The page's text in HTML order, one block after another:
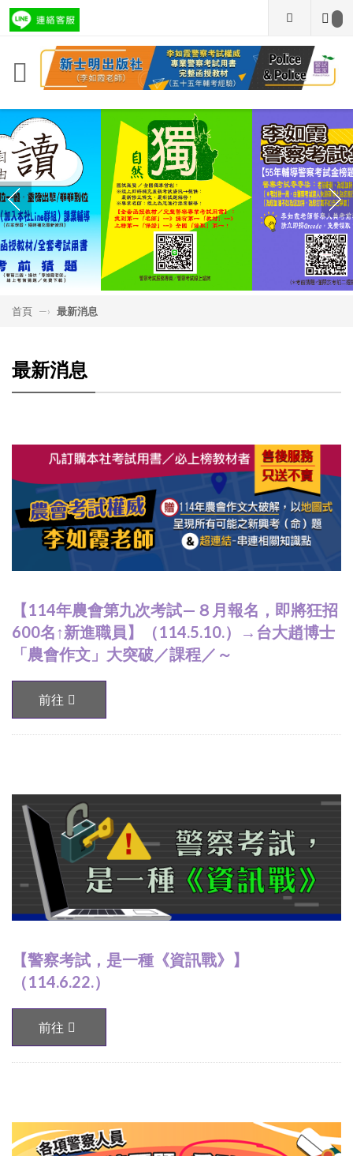
首頁 —› 最新消息
最新消息
【114年農會第九次考試—８月報名，即將狂招
600名↑新進職員】（114.5.10.）→台大趙博士
「農會作文」大突破／課程／～
前往
【警察考試，是一種《資訊戰》】
（114.6.22.）
前往